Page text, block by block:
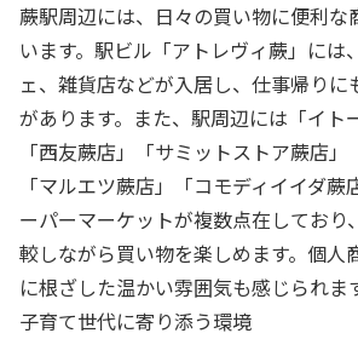
蕨駅周辺には、日々の買い物に便利な
います。駅ビル「アトレヴィ蕨」には
ェ、雑貨店などが入居し、仕事帰り
があります。また、駅周辺には「イト
「西友蕨店」「サミットストア蕨店」
「マルエツ蕨店」「コモディイイダ
ーパーマーケットが複数点在しており
較しながら買い物を楽しめます。個人
に根ざした温かい雰囲気も感じられま
子育て世代に寄り添う環境